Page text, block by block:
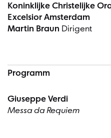
Koninklijke Christelijke
Excelsior Amsterdam
Martin Braun Dirigent
Programm
Giuseppe Verdi
Messa da Requiem